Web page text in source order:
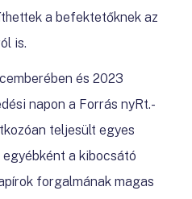
a befektetőknek az
is.
és 2023
napon a Forrás nyRt.-
teljesült egyes
egyébként a kibocsátó
forgalmának magas